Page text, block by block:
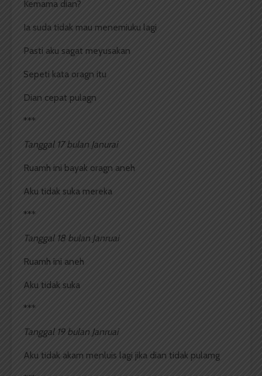
Kemama dian?
Ia suda tidak mau menemiuku lagi
Pasti aku sagat meyusakan
Sepeti kata oragn itu
Dian cepat pulagn
***
Tanggal 17 bulan Janurai
Ruamh ini bayak oragn aneh
Aku tidak suka mereka
***
Tanggal 18 bulan Janruai
Ruamh ini aneh
Aku tidak suka
***
Tanggal 19 bulan Janruai
Aku tidak akam menluis lagi jika dian tidak pulamg